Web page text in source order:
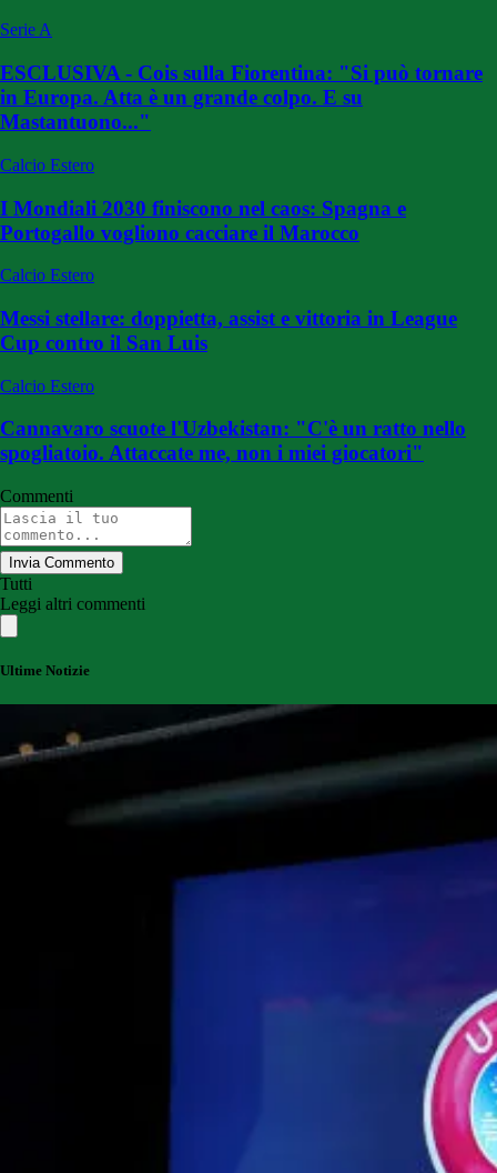
Serie A
ESCLUSIVA - Cois sulla Fiorentina: "Si può tornare
in Europa. Atta è un grande colpo. E su
Mastantuono..."
Calcio Estero
I Mondiali 2030 finiscono nel caos: Spagna e
Portogallo vogliono cacciare il Marocco
Calcio Estero
Messi stellare: doppietta, assist e vittoria in League
Cup contro il San Luis
Calcio Estero
Cannavaro scuote l'Uzbekistan: "C'è un ratto nello
spogliatoio. Attaccate me, non i miei giocatori"
Commenti
Invia Commento
Tutti
Leggi altri commenti
Ultime Notizie